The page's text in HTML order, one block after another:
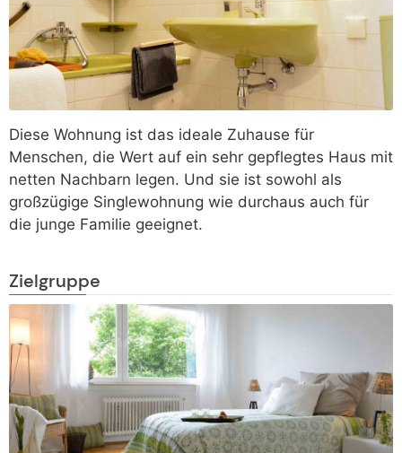
Diese Wohnung ist das ideale Zuhause für
Menschen, die Wert auf ein sehr gepflegtes Haus mit
netten Nachbarn legen. Und sie ist sowohl als
großzügige Singlewohnung wie durchaus auch für
die junge Familie geeignet.
Zielgruppe